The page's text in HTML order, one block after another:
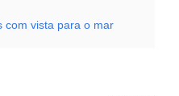
com vista para o mar